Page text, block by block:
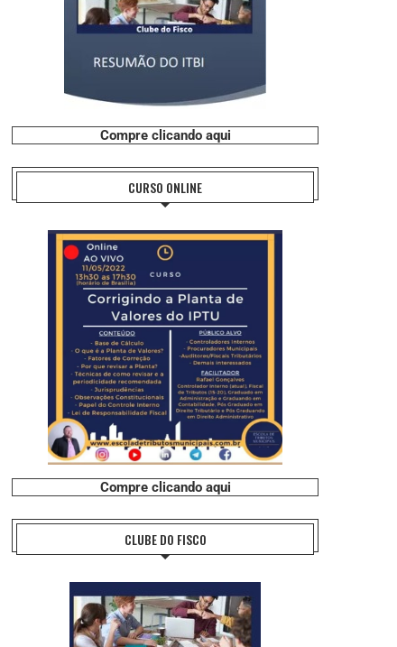
Compre clicando aqui
CURSO ONLINE
Compre clicando aqui
CLUBE DO FISCO